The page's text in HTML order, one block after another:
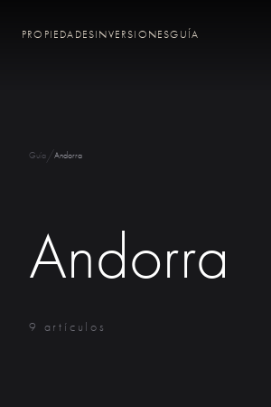
PROPIEDADESINVERSIONESGUÍA
Guía/Andorra
Andorra
9 artículos